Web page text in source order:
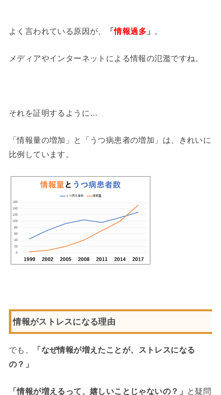
よく言われている原因が、 「情報過多」 。
メディアやインターネットによる情報の氾濫ですね。
それを証明するように…
「情報量の増加」と「うつ病患者の増加」は、きれいに
比例しています。
情報がストレスになる理由
でも、
「なぜ情報が増えたことが、ストレスになる
の？」
「情報が増えるって、嬉しいことじゃないの？」
と疑問